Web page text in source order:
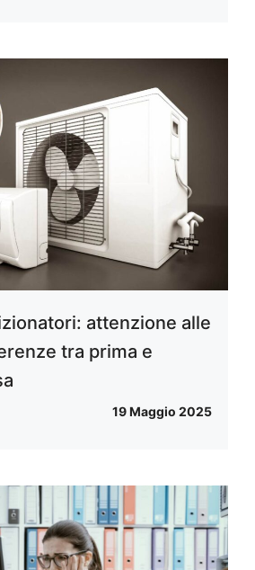
attenzione alle
tra prima e
19 Maggio 2025